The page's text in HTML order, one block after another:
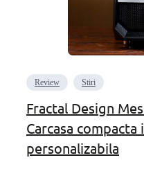
Review Stiri
Fractal Design
Carcasa compacta
personalizabila